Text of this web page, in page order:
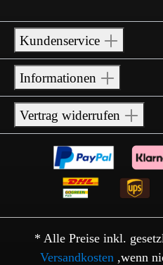
Kundenservice
Informationen
Vertrag widerrufen
* Alle Preise inkl.
Versandkosten ,wenn